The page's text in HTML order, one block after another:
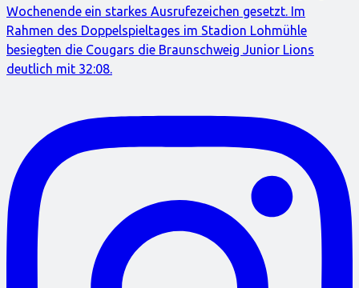
Wochenende ein starkes Ausrufezeichen gesetzt. Im
Rahmen des Doppelspieltages im Stadion Lohmühle
besiegten die Cougars die Braunschweig Junior Lions
deutlich mit 32:08.